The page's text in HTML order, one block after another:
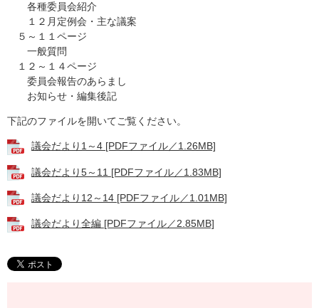
各種委員会紹介
１２月定例会・主な議案
５～１１ページ
一般質問
１２～１４ページ
委員会報告のあらまし
お知らせ・編集後記
下記のファイルを開いてご覧ください。
議会だより1～4 [PDFファイル／1.26MB]
議会だより5～11 [PDFファイル／1.83MB]
議会だより12～14 [PDFファイル／1.01MB]
議会だより全編 [PDFファイル／2.85MB]